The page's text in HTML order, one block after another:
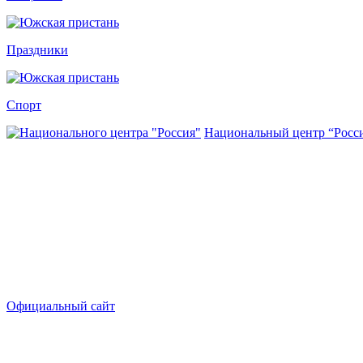
Праздники
Спорт
Национальный центр
Официальный сайт